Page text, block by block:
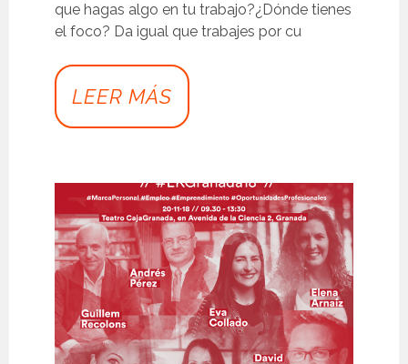
que hagas algo en tu trabajo?¿Dónde tienes
el foco? Da igual que trabajes por cu
LEER MÁS